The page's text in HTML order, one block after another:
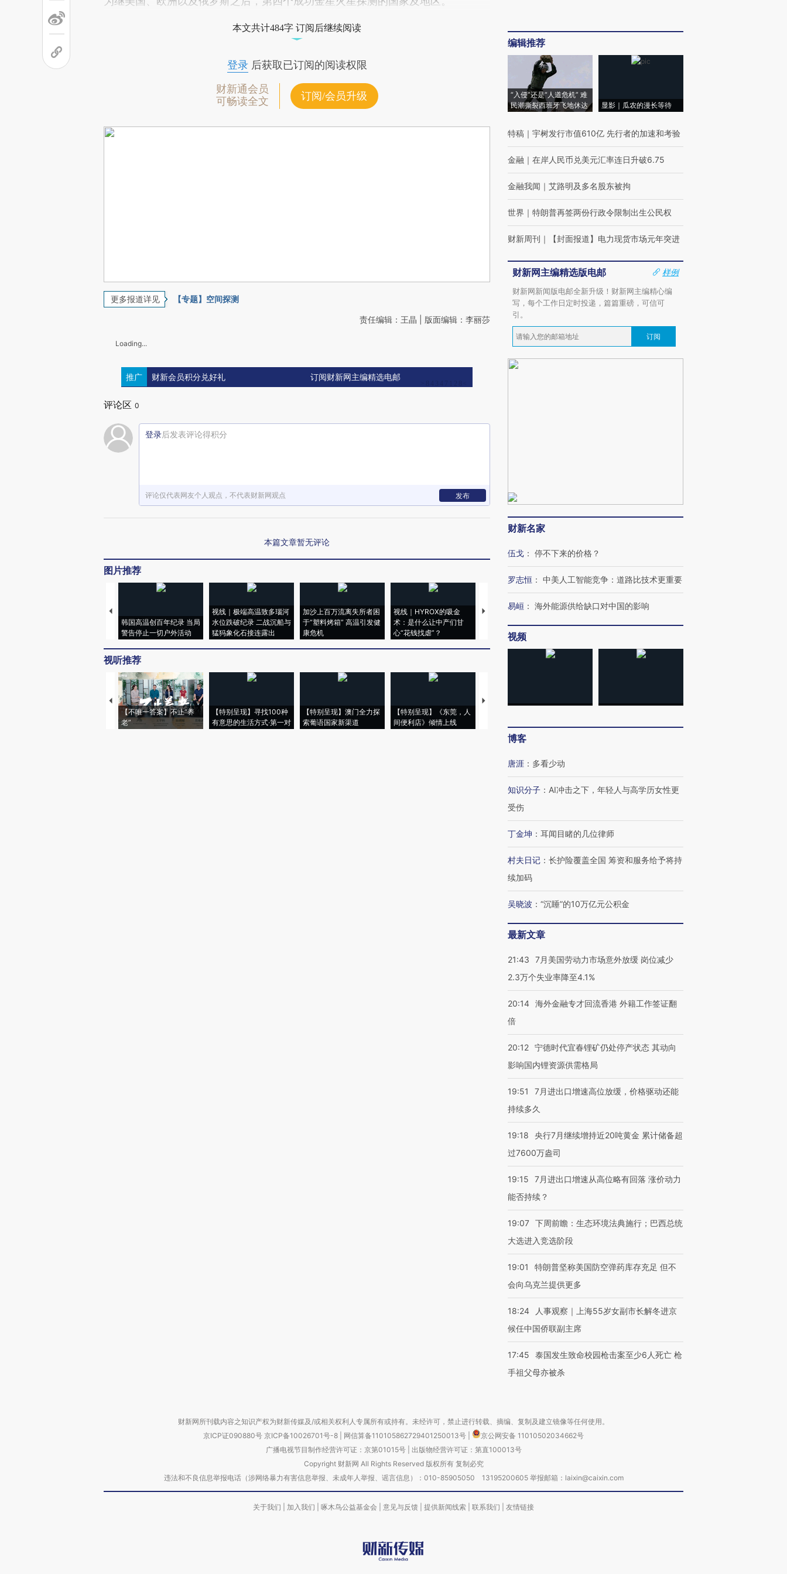
本文共计484字 订阅后继续阅读
登录后获取已订阅的阅读权限
财新通会员
可畅读全文
订阅/会员升级
更多报道详见 【专题】空间探测
责任编辑：王晶 | 版面编辑：李丽莎
Loading...
推广 财新会员积分兑好礼 订阅财新网主编精选电邮
评论区 0
登录后发表评论得积分
评论仅代表网友个人观点，不代表财新网观点 发布
本篇文章暂无评论
图片推荐
韩国高温创百年纪录 当局
警告停止一切户外活动
视线｜极端高温致多瑙河
水位跌破纪录 二战沉船与
猛犸象化石接连露出
加沙上百万流离失所者困
于“塑料烤箱” 高温引发健
康危机
视线｜HYROX的吸金
术：是什么让中产们甘
心“花钱找虐”？
马航飞行员跨国走私7万
视线｜被称为“蟑螂”的印
视听推荐
【不唯一答案】不止“养
老”
【特别呈现】寻找100种
有意思的生活方式·第一对
【特别呈现】澳门全力探
索葡语国家新渠道
【特别呈现】《东莞，人
间便利店》倾情上线
【推广】走进第四届链博
【商旅对话】华住集团
编辑推荐
“入侵”还是“人道危机” 难
民潮撕裂西班牙飞地休达
显影｜瓜农的漫长等待
特稿 ｜ 宇树发行市值610亿 先行者的加速和考验
金融 ｜ 在岸人民币兑美元汇率连日升破6.75
金融我闻 ｜ 艾路明及多名股东被拘
世界 ｜ 特朗普再签两份行政令限制出生公民权
财新周刊 ｜ 【封面报道】电力现货市场元年突进
财新网主编精选版电邮
样例
财新网新闻版电邮全新升级！财新网主编精心编
写，每个工作日定时投递，篇篇重磅，可信可
引。
订阅
财新名家
伍戈 ： 停不下来的价格？
罗志恒 ： 中美人工智能竞争：道路比技术更重要
易峘 ： 海外能源供给缺口对中国的影响
视频
博客
唐涯 ： 多看少动
知识分子 ： AI冲击之下，年轻人与高学历女性更
受伤
丁金坤 ： 耳闻目睹的几位律师
村夫日记 ： 长护险覆盖全国 筹资和服务给予将持
续加码
吴晓波 ： “沉睡”的10万亿元公积金
最新文章
21:43
7月美国劳动力市场意外放缓 岗位减少
2.3万个失业率降至4.1%
20:14 海外金融专才回流香港 外籍工作签证翻
倍
20:12 宁德时代宜春锂矿仍处停产状态 其动向
影响国内锂资源供需格局
19:51
7月进出口增速高位放缓，价格驱动还能
持续多久
19:18
央行7月继续增持近20吨黄金 累计储备超
过7600万盎司
19:15
7月进出口增速从高位略有回落 涨价动力
能否持续？
19:07 下周前瞻：生态环境法典施行；巴西总统
大选进入竞选阶段
19:01
特朗普坚称美国防空弹药库存充足 但不
会向乌克兰提供更多
18:24
人事观察｜上海55岁女副市长解冬进京
候任中国侨联副主席
17:45
泰国发生致命校园枪击案至少6人死亡 枪
手祖父母亦被杀
财新网所刊载内容之知识产权为财新传媒及/或相关权利人专属所有或持有。未经许可，禁止进行转载、摘编、复制及建立镜像等任何使用。
京ICP证090880号 京ICP备10026701号-8 网信算备110105862729401250013号
京公网安备 11010502034662号
广播电视节目制作经营许可证：京第01015号| 出版物经营许可证：第直100013号
Copyright 财新网 All Rights Reserved 版权所有 复制必究
违法和不良信息举报电话（涉网络暴力有害信息举报、未成年人举报、谣言信息）：010-85905050 13195200605 举报邮箱：laixin@caixin.com
关于我们 加入我们 啄木鸟公益基金会 意见与反馈 提供新闻线索 联系我们 友情链接